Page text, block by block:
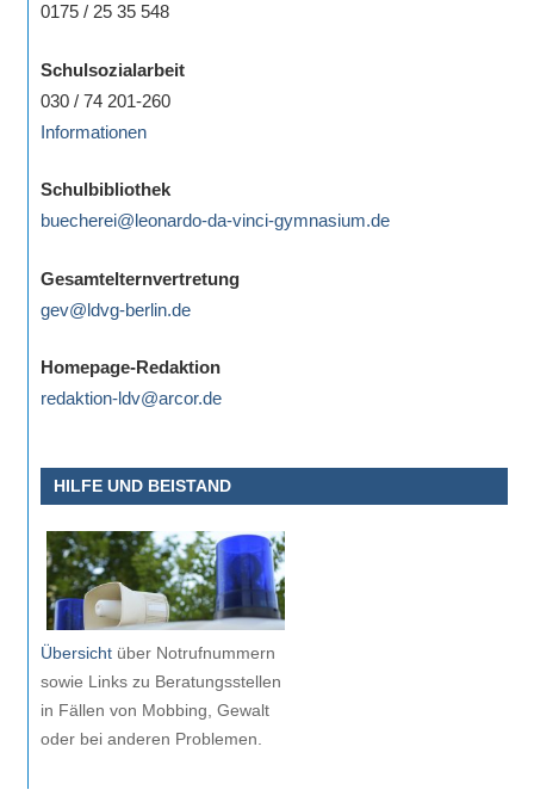
0175 / 25 35 548
Schulsozialarbeit
030 / 74 201-260
Informationen
Schulbibliothek
buecherei@leonardo-da-vinci-gymnasium.de
Gesamtelternvertretung
gev@ldvg-berlin.de
Homepage-Redaktion
redaktion-ldv@arcor.de
HILFE UND BEISTAND
Übersichtüber Notrufnummern
sowie Links zu Beratungsstellen
in Fällen von Mobbing, Gewalt
oder bei anderen Problemen.